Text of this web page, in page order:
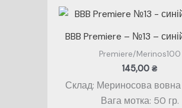
BBB Premiere – №13 –
Premiere/Merinos100
145,00₴
Склад: Мериносова
Вага мотка: 50 гр.